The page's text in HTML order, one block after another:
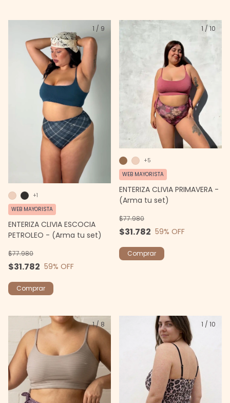
1 / 9
ENTERIZA CLIVIA ESCOCIA
PETROLEO - (Arma tu set)
$31.782
$77.980
59% OFF
WEB MAYORISTA
+1
Comprar
1 /10
ENTERIZA CLIVIA PRIMAVERA -
(Arma tu set)
$31.782
$77.980
59% OFF
WEB MAYORISTA
+5
Comprar
1/ 8 1 / 10